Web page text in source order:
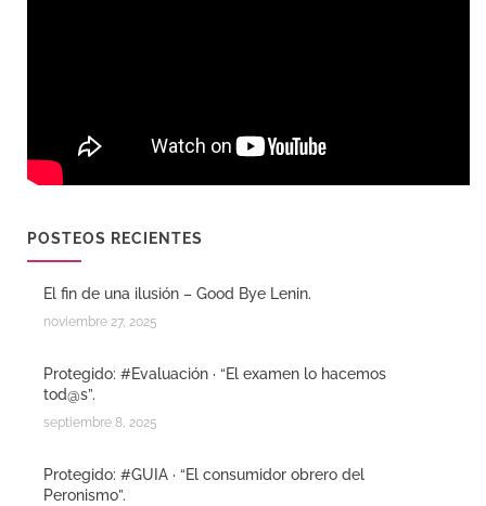
POSTEOS RECIENTES
El fin de una ilusión – Good Bye Lenin.
noviembre 27, 2025
Protegido: #Evaluación · “El examen lo hacemos
tod@s”.
septiembre 8, 2025
Protegido: #GUIA · “El consumidor obrero del
Peronismo”.